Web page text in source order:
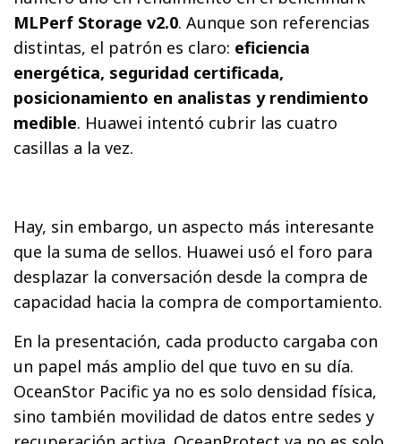
MLPerf Storage v2.0. Aunque son referencias
distintas, el patrón es claro: eficiencia
energética, seguridad certificada,
posicionamiento en analistas y rendimiento
medible. Huawei intentó cubrir las cuatro
casillas a la vez.
Hay, sin embargo, un aspecto más interesante
que la suma de sellos. Huawei usó el foro para
desplazar la conversación desde la compra de
capacidad hacia la compra de comportamiento.
En la presentación, cada producto cargaba con
un papel más amplio del que tuvo en su día.
OceanStor Pacific ya no es solo densidad física,
sino también movilidad de datos entre sedes y